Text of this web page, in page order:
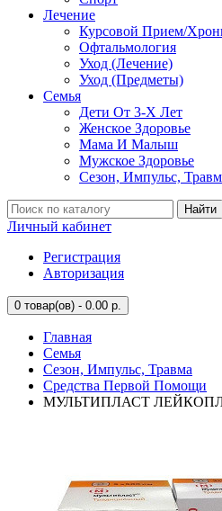
Лечение
Курсовой Прием/
Офтальмология
Уход (Лечение)
Уход (Предметы)
Семья
Дети От 3-Х Лет
Женское Здоровье
Мама И Малыш
Мужское Здоровье
Сезон, Импульс,
Найти
Личный кабинет
Регистрация
Авторизация
0 товар(ов) - 0.00 р.
Главная
Семья
Сезон, Импульс, Травма
Средства Первой Помощи
МУЛЬТИПЛАСТ